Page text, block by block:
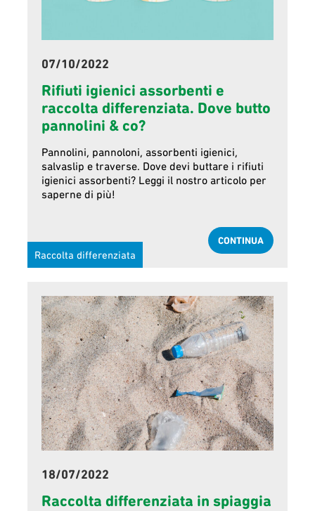
07/10/2022
Rifiuti igienici assorbenti e
raccolta differenziata. Dove butto
pannolini & co?
Pannolini, pannoloni, assorbenti igienici,
salvaslip e traverse. Dove devi buttare i rifiuti
igienici assorbenti? Leggi il nostro articolo per
saperne di più!
Raccolta differenziata
CONTINUA
18/07/2022
Raccolta differenziata in spiaggia